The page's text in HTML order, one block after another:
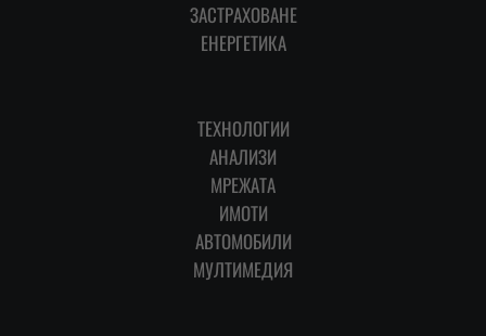
ЗАСТРАХОВАНЕ
ЕНЕРГЕТИКА
ТЕХНОЛОГИИ
АНАЛИЗИ
МРЕЖАТА
ИМОТИ
АВТОМОБИЛИ
МУЛТИМЕДИЯ